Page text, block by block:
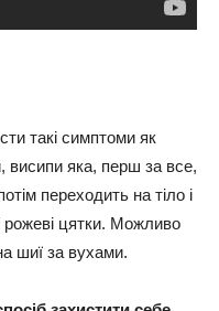
такі симптоми як
висипи яка, перш за все,
переходить на тіло і
рожеві цятки. Можливо
шиї за вухами.